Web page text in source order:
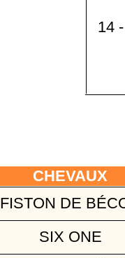
14
CHEVAUX
FISTON DE
SIX ONE